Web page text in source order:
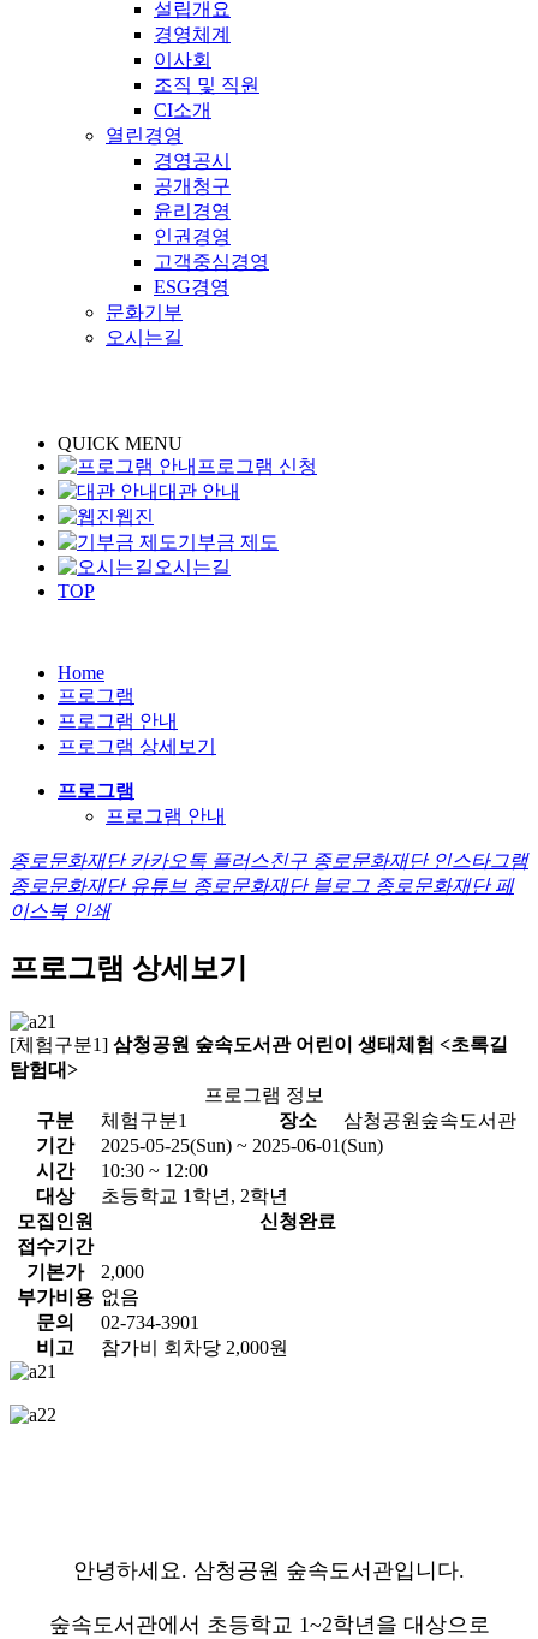
설립개요
경영체계
이사회
조직 및 직원
CI소개
열린경영
경영공시
공개청구
윤리경영
인권경영
고객중심경영
ESG경영
문화기부
오시는길
QUICK MENU
프로그램 신청
대관 안내
웹진
기부금 제도
오시는길
TOP
Home
프로그램
프로그램 안내
프로그램 상세보기
프로그램
프로그램 안내
종로문화재단 카카오톡 플러스친구 종로문화재단 인스타그램
종로문화재단 유튜브 종로문화재단 블로그 종로문화재단 페
이스북 인쇄
프로그램 상세보기
[체험구분1] 삼청공원 숲속도서관 어린이 생태체험 <초록길
탐험대>
프로그램 정보
구분
체험구분1 장소
삼청공원숲속도서관
기간
2025-05-25(Sun) ~ 2025-06-01(Sun)
시간
10:30 ~ 12:00
대상
초등학교 1학년, 2학년
모집인원
신청완료
접수기간
기본가
2,000
부가비용 없음
문의
02-734-3901
비고
참가비 회차당 2,000원
안녕하세요. 삼청공원 숲속도서관입니다.
숲속도서관에서 초등학교 1~2학년을 대상으로